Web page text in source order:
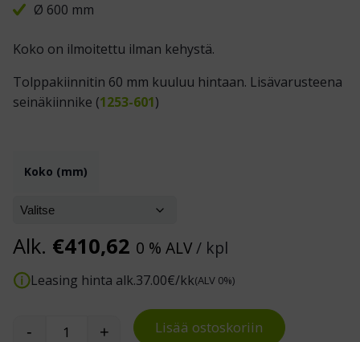
Ø 600 mm
Koko on ilmoitettu ilman kehystä.
Tolppakiinnitin 60 mm kuuluu hintaan. Lisävarusteena
seinäkiinnike (1253-601)
Koko (mm)
Alk. €410,62 0 % ALV/ kpl
Leasing hinta alk.37.00€/kk(ALV 0%)
- + Lisää ostoskoriin